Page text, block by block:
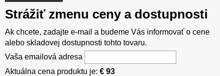
Strážiť zmenu ceny a dostupnosti
Ak chcete, zadajte e-mail a budeme Vás informovať o cene
alebo skladovej dostupnosti tohto tovaru.
Vaša emailová adresa
Aktuálna cena produktu je: € 93